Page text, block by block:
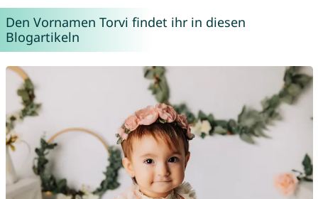
Den Vornamen Torvi findet ihr in diesen
Blogartikeln